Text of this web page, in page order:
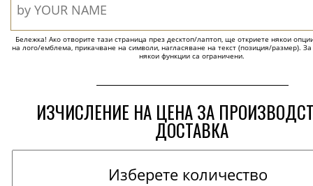
Бележка! Ако отворите тази страница през десктоп/лаптоп, ще откриете някои
на лого/емблема, прикачване на символи, нагласяване на текст (позиция/размер).
някои функции са ограничени.
ИЗЧИСЛЕНИЕ НА ЦЕНА ЗА
ДОСТАВКА